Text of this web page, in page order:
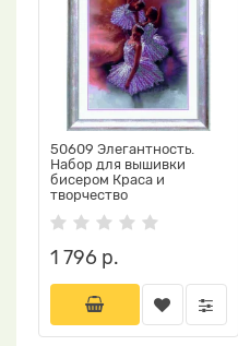
50609 Элегантность.
Набор для вышивки
бисером Краса и
творчество
1 796 р.